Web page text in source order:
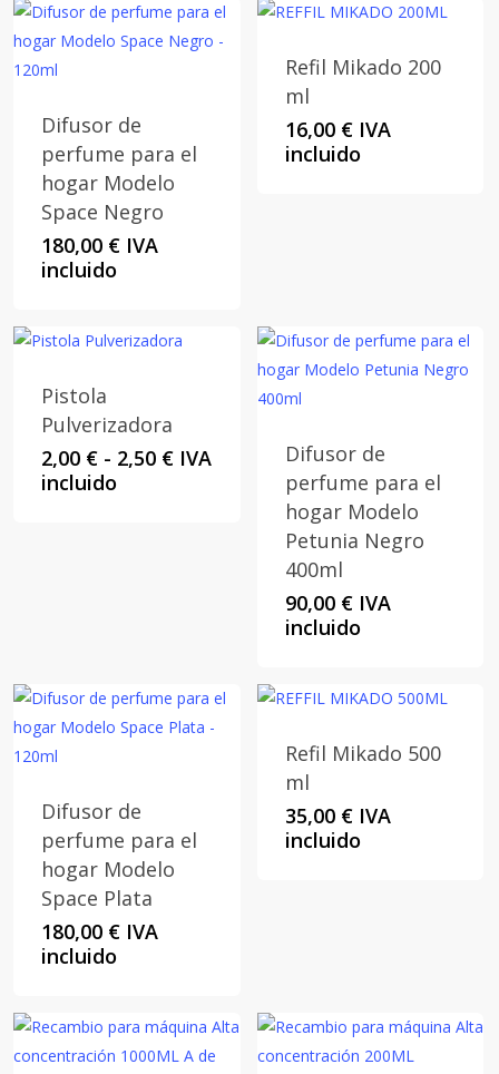
Difusor de
perfume para el
hogar Modelo
Space Negro
180,00 € IVA
incluido
Refil Mikado 200
ml
16,00 € IVA
incluido
Pistola
Pulverizadora
2,00 € - 2,50 €Rango
IVA
incluido
Difusor de
perfume para el
hogar Modelo
Petunia Negro
400ml
90,00 € IVA
incluido
Difusor de
perfume para el
hogar Modelo
Space Plata
180,00 € IVA
incluido
Refil Mikado 500
ml
35,00 € IVA
incluido